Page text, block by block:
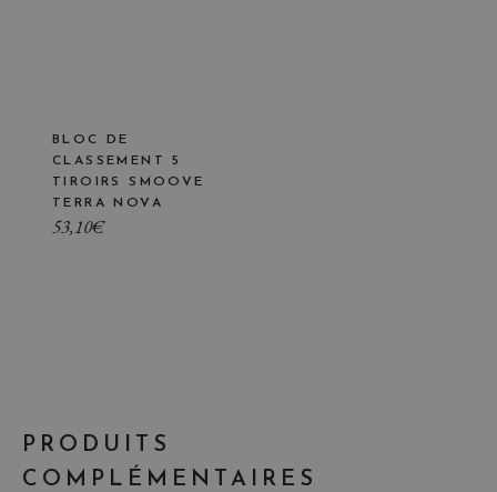
BLOC DE
CLASSEMENT 5
TIROIRS SMOOVE
TERRA NOVA
53,10€
PRODUITS
COMPLÉMENTAIRES